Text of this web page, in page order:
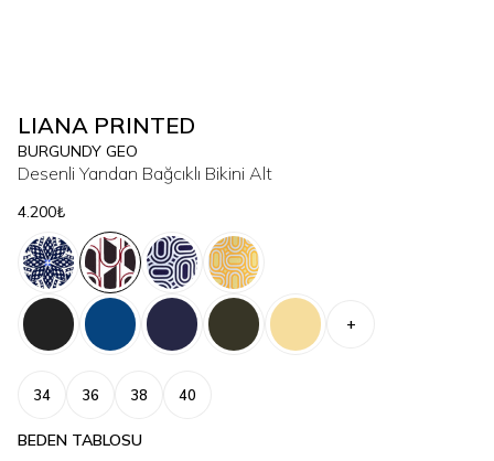
LIANA PRINTED
BURGUNDY GEO
Desenli Yandan Bağcıklı Bikini Alt
4.200₺
+
34 36 38 40
BEDEN TABLOSU